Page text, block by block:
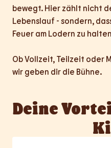
bewegt. Hier zählt nicht
Lebenslauf - sondern,
Feuer am Lodern zu
Ob Vollzeit, Teilzeit oder
wir geben dir die Bühne.
Deine